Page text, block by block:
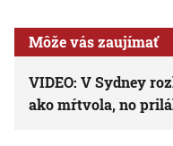
Môže vás zaujímať
VIDEO: V Sydney
ako mŕtvola, no